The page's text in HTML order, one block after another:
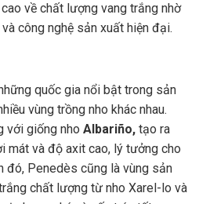
về chất lượng vang trắng nhờ
công nghệ sản xuất hiện đại.
quốc gia nổi bật trong sản
vùng trồng nho khác nhau.
với giống nho Albariño, tạo ra
mát và độ axit cao, lý tưởng cho
đó, Penedès cũng là vùng sản
chất lượng từ nho Xarel-lo và